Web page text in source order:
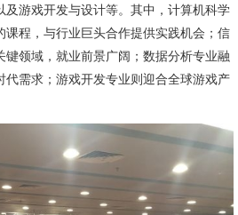
及游戏开发与设计等。其中，计算机科学
课程，与行业巨头合作提供实践机会；信
键领域，就业前景广阔；数据分析专业融
代需求；游戏开发专业则迎合全球游戏产